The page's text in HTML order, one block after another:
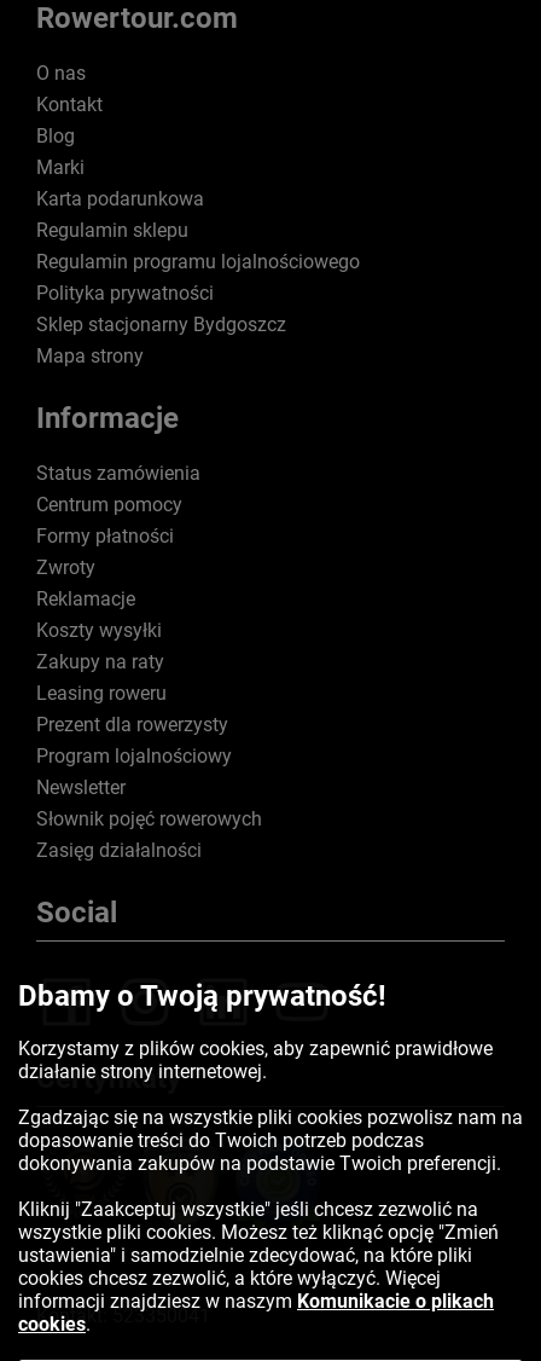
Rowertour.com
O nas
Kontakt
Blog
Marki
Karta podarunkowa
Regulamin sklepu
Regulamin programu lojalnościowego
Polityka prywatności
Sklep stacjonarny Bydgoszcz
Mapa strony
Informacje
Status zamówienia
Centrum pomocy
Formy płatności
Zwroty
Reklamacje
Koszty wysyłki
Zakupy na raty
Leasing roweru
Prezent dla rowerzysty
Program lojalnościowy
Newsletter
Słownik pojęć rowerowych
Zasięg działalności
Social
Certyfikaty
Kontakt:523350041
Dbamy o Twoją prywatność!
Korzystamy z plików cookies, aby zapewnić prawidłowe
działanie strony internetowej.
Zgadzając się na wszystkie pliki cookies pozwolisz nam na
dopasowanie treści do Twoich potrzeb podczas
dokonywania zakupów na podstawie Twoich preferencji.
Kliknij "Zaakceptuj wszystkie" jeśli chcesz zezwolić na
wszystkie pliki cookies. Możesz też kliknąć opcję "Zmień
ustawienia" i samodzielnie zdecydować, na które pliki
cookies chcesz zezwolić, a które wyłączyć. Więcej
informacji znajdziesz w naszym Komunikacie o plikach
cookies.